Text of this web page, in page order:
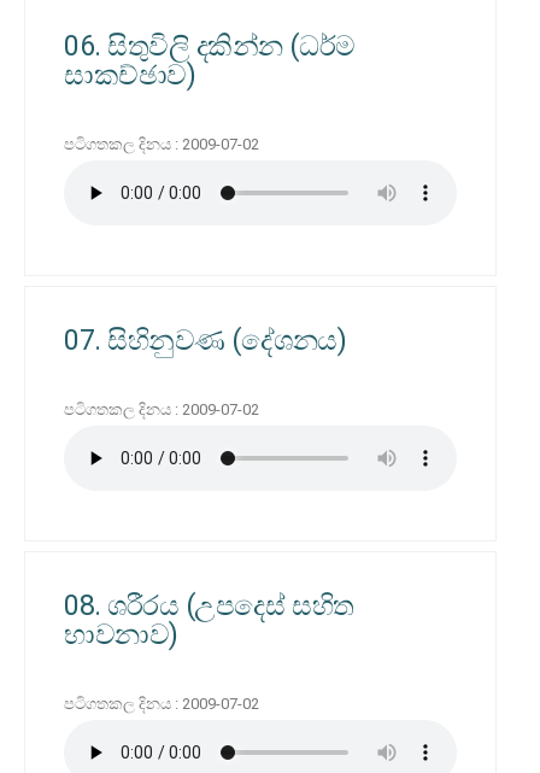
06. සිතුවිලි දකින්න (ධර්ම
සාකච්ඡාව)
පටිගතකල දිනය : 2009-07-02
07. සිහිනුවණ (දේශනය)
පටිගතකල දිනය : 2009-07-02
08. ශරීරය (උපදෙස් සහිත
භාවනාව)
පටිගතකල දිනය : 2009-07-02